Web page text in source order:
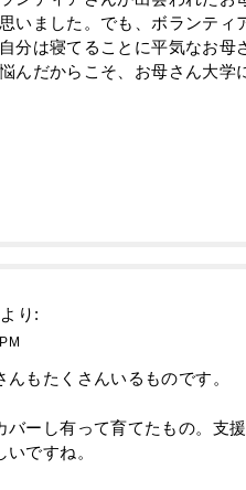
いました。でも、ボランティ
分は寝てることに平気なお母
んだからこそ、お母さん大学
より:
んもたくさんいるものです。
バーし有って育てたもの。支
いですね。